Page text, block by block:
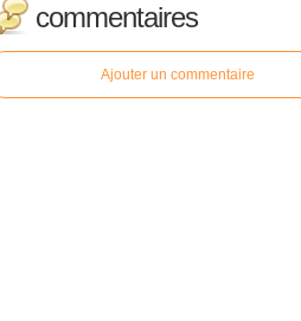
commentaires
Ajouter un commentaire